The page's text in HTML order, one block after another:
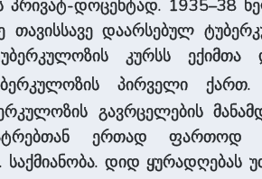
პრივატ-დოცენტად. 1935–38
თავისსავე დაარსებულ
კურსს ექიმთა
პირველი
გავრცელების
ერთად ფართოდ
დიდ ყურადღებას